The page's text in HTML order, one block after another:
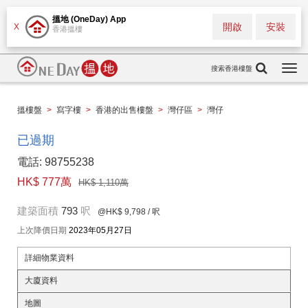
X
搵地 (OneDay) App
香港搵樓 安裝
開啟
搜索香港樓盤
搵樓盤 > 寫字樓 > 香港的出售樓盤 > 灣仔區 > 灣仔
已過期
電話: 98755238
HK$ 777萬
HK$ 1,110萬
建築面積 793 呎 @HK$ 9,798 / 呎
上次降價日期 2023年05月27日
詳細物業資料
大廈資料
地圖